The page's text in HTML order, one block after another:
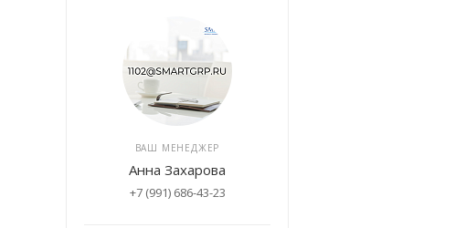
ВАШ МЕНЕДЖЕР
Анна Захарова
+7 (991) 686-43-23